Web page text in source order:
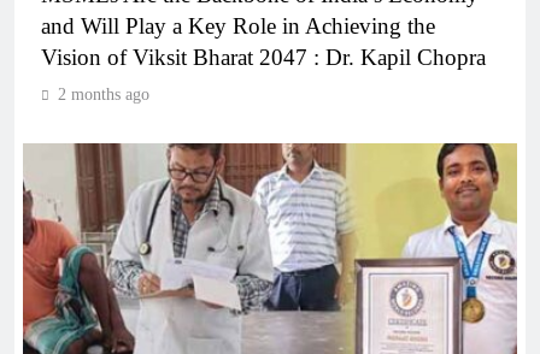
and Will Play a Key Role in Achieving the
Vision of Viksit Bharat 2047 : Dr. Kapil Chopra
2 months ago